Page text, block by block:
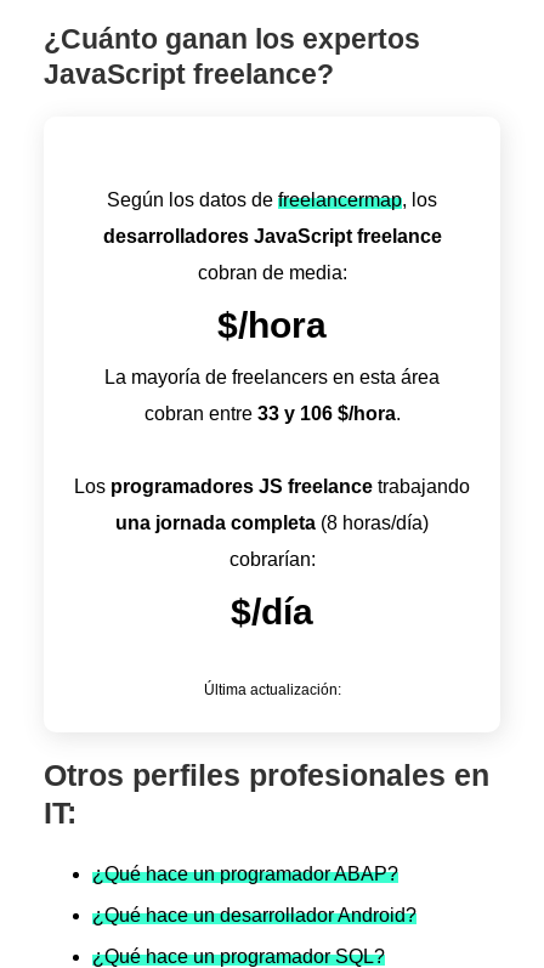
¿Cuánto ganan los expertos
JavaScript freelance?
Según los datos de freelancermap, los
desarrolladores JavaScript freelance
cobran de media:
$/hora
La mayoría de freelancers en esta área
cobran entre 33y 106$/hora.
Los programadores JS freelance trabajando
una jornada completa (8 horas/día)
cobrarían:
$/día
Última actualización:
Otros perfiles profesionales en
IT:
¿Qué hace un programador ABAP?
¿Qué hace un desarrollador Android?
¿Qué hace un programador SQL?